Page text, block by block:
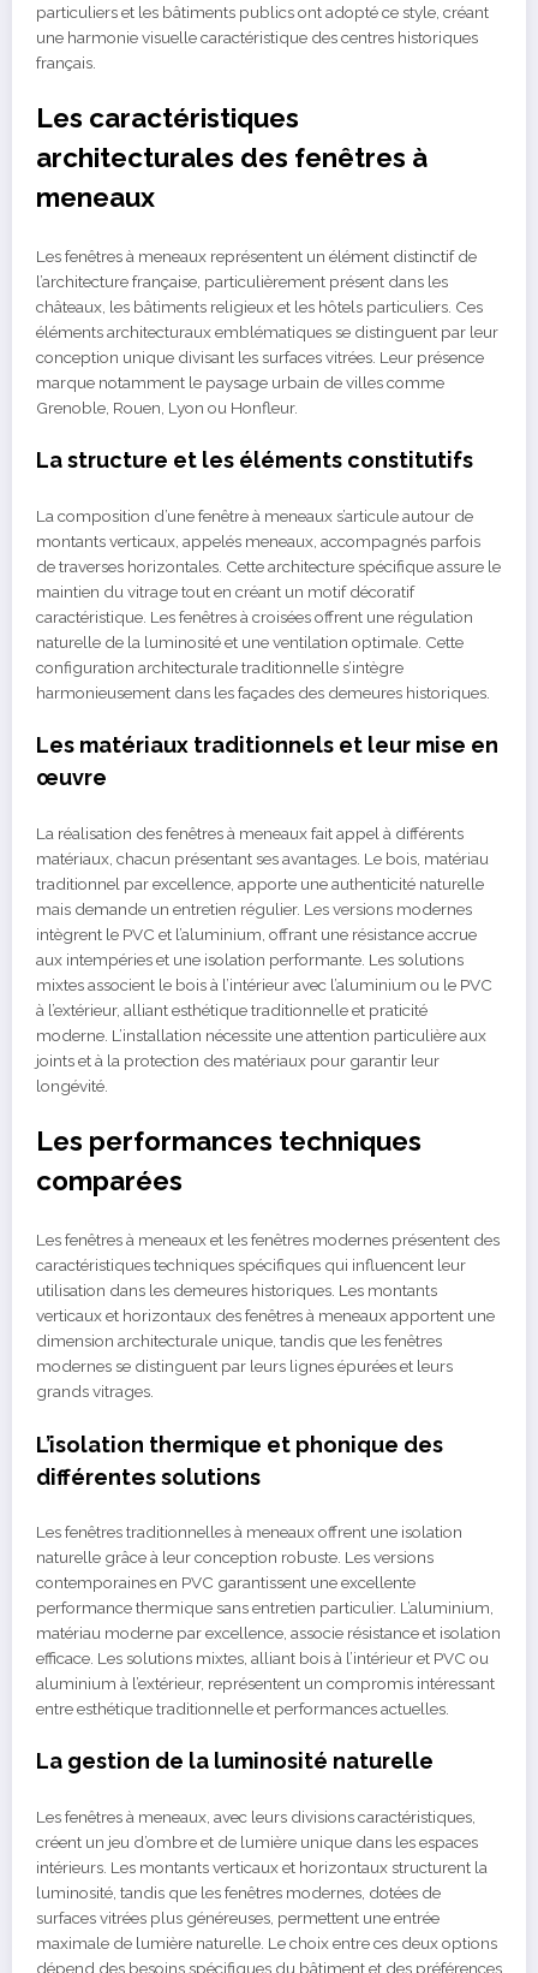
particuliers et les bâtiments publics ont adopté ce style, créant
une harmonie visuelle caractéristique des centres historiques
français.
Les caractéristiques
architecturales des fenêtres à
meneaux
Les fenêtres à meneaux représentent un élément distinctif de
l’architecture française, particulièrement présent dans les
châteaux, les bâtiments religieux et les hôtels particuliers. Ces
éléments architecturaux emblématiques se distinguent par leur
conception unique divisant les surfaces vitrées. Leur présence
marque notamment le paysage urbain de villes comme
Grenoble, Rouen, Lyon ou Honfleur.
La structure et les éléments constitutifs
La composition d’une fenêtre à meneaux s’articule autour de
montants verticaux, appelés meneaux, accompagnés parfois
de traverses horizontales. Cette architecture spécifique assure le
maintien du vitrage tout en créant un motif décoratif
caractéristique. Les fenêtres à croisées offrent une régulation
naturelle de la luminosité et une ventilation optimale. Cette
configuration architecturale traditionnelle s’intègre
harmonieusement dans les façades des demeures historiques.
Les matériaux traditionnels et leur mise en
œuvre
La réalisation des fenêtres à meneaux fait appel à différents
matériaux, chacun présentant ses avantages. Le bois, matériau
traditionnel par excellence, apporte une authenticité naturelle
mais demande un entretien régulier. Les versions modernes
intègrent le PVC et l’aluminium, offrant une résistance accrue
aux intempéries et une isolation performante. Les solutions
mixtes associent le bois à l’intérieur avec l’aluminium ou le PVC
à l’extérieur, alliant esthétique traditionnelle et praticité
moderne. L’installation nécessite une attention particulière aux
joints et à la protection des matériaux pour garantir leur
longévité.
Les performances techniques
comparées
Les fenêtres à meneaux et les fenêtres modernes présentent des
caractéristiques techniques spécifiques qui influencent leur
utilisation dans les demeures historiques. Les montants
verticaux et horizontaux des fenêtres à meneaux apportent une
dimension architecturale unique, tandis que les fenêtres
modernes se distinguent par leurs lignes épurées et leurs
grands vitrages.
L’isolation thermique et phonique des
différentes solutions
Les fenêtres traditionnelles à meneaux offrent une isolation
naturelle grâce à leur conception robuste. Les versions
contemporaines en PVC garantissent une excellente
performance thermique sans entretien particulier. L’aluminium,
matériau moderne par excellence, associe résistance et isolation
efficace. Les solutions mixtes, alliant bois à l’intérieur et PVC ou
aluminium à l’extérieur, représentent un compromis intéressant
entre esthétique traditionnelle et performances actuelles.
La gestion de la luminosité naturelle
Les fenêtres à meneaux, avec leurs divisions caractéristiques,
créent un jeu d’ombre et de lumière unique dans les espaces
intérieurs. Les montants verticaux et horizontaux structurent la
luminosité, tandis que les fenêtres modernes, dotées de
surfaces vitrées plus généreuses, permettent une entrée
maximale de lumière naturelle. Le choix entre ces deux options
dépend des besoins spécifiques du bâtiment et des préférences